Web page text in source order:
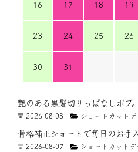
16 17 18 19
23 24 25 26
30 31
艶のある黒髪切りっぱなしボブ。
2026-08-08 ショートカットデ
骨格補正ショートで毎日のお手
2026-08-07 ショートカットデ